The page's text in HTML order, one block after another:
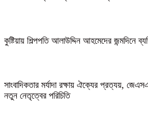
কুষ্টিয়ায় শিল্পপতি আলাউদ্দিন আহমেদের জন্মদিনে
সাংবাদিকতার মর্যাদা রক্ষায় ঐক্যের প্রত্যয়,
নতুন নেতৃত্বের পরিচিতি